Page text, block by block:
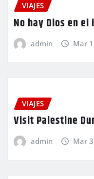
VIAJES
No hay Dios en
admin Mar
VIAJES
Visit Palestine
admin Mar